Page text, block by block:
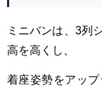
ミニバンは、3列
高を高くし、
着座姿勢をアッ